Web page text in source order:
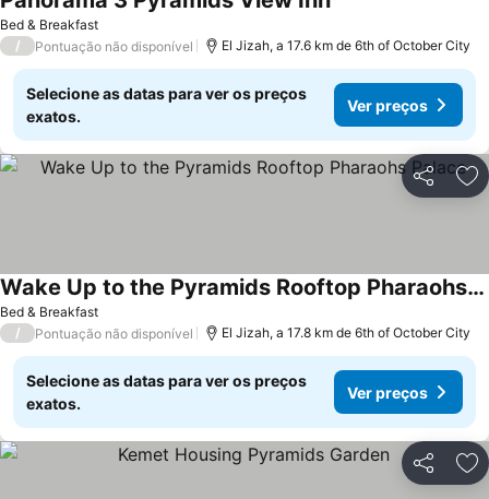
Bed & Breakfast
/ Pontuação não disponível El Jizah, a 17.6 km de 6th of October City
Selecione as datas para ver os preços
exatos.
Ver preços
Partilhar
Bed & Breakfast
Wake Up to the Pyramids Rooftop Pharaohs Palace
/ Pontuação não disponível El Jizah, a 17.8 km de 6th of October City
Selecione as datas para ver os preços
exatos.
Ver preços
Partilhar